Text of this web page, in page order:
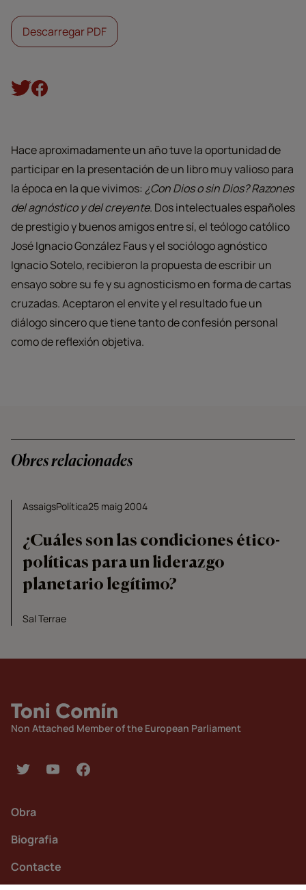
Hace aproximadamente un año tuve la oportunidad de
participar en la presentación de un libro muy valioso para
la época en la que vivimos: ¿Con Dios o sin Dios? Razones
del agnóstico y del creyente. Dos intelectuales españoles
de prestigio y buenos amigos entre sí, el teólogo católico
José Ignacio González Faus y el sociólogo agnóstico
Ignacio Sotelo, recibieron la propuesta de escribir un
ensayo sobre su fe y su agnosticismo en forma de cartas
cruzadas. Aceptaron el envite y el resultado fue un
diálogo sincero que tiene tanto de confesión personal
como de reflexión objetiva.
Descarregar PDF
Obres relacionades
AssaigsPolítica25 maig 2004
¿Cuáles son las condiciones ético-
políticas para un liderazgo
planetario legítimo?
Sal Terrae
Non Attached Member of the European Parliament
Obra
Biografia
Contacte